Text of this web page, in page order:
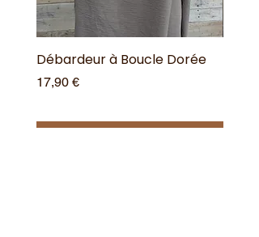
Débardeur à Boucle Dorée
Prix
17,90 €